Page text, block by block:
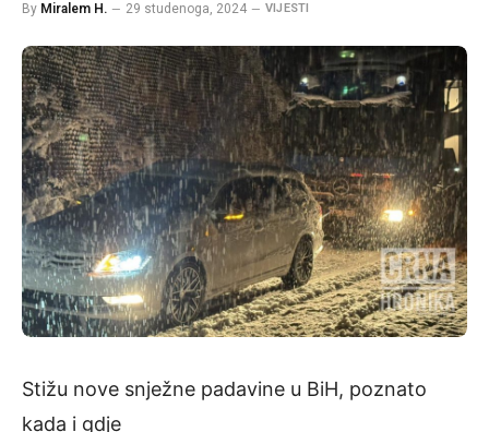
By Miralem H. 29 studenoga, 2024 VIJESTI
Stižu nove snježne padavine u BiH, poznato
kada i gdje